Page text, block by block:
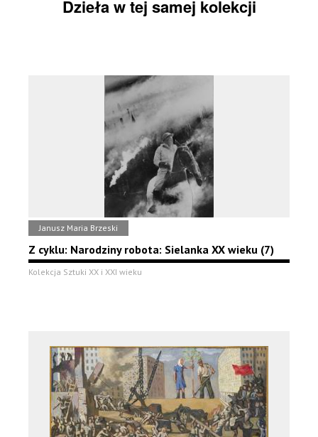
Dzieła w tej samej kolekcji
Janusz Maria Brzeski
Z cyklu: Narodziny robota: Sielanka XX wieku (7)
Kolekcja Sztuki XX i XXI wieku